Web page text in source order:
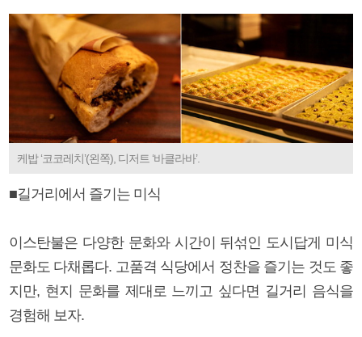
케밥 ‘코코레치’(왼쪽), 디저트 ‘바클라바’.
■길거리에서 즐기는 미식
이스탄불은 다양한 문화와 시간이 뒤섞인 도시답게 미식
문화도 다채롭다. 고품격 식당에서 정찬을 즐기는 것도 좋
지만, 현지 문화를 제대로 느끼고 싶다면 길거리 음식을
경험해 보자.